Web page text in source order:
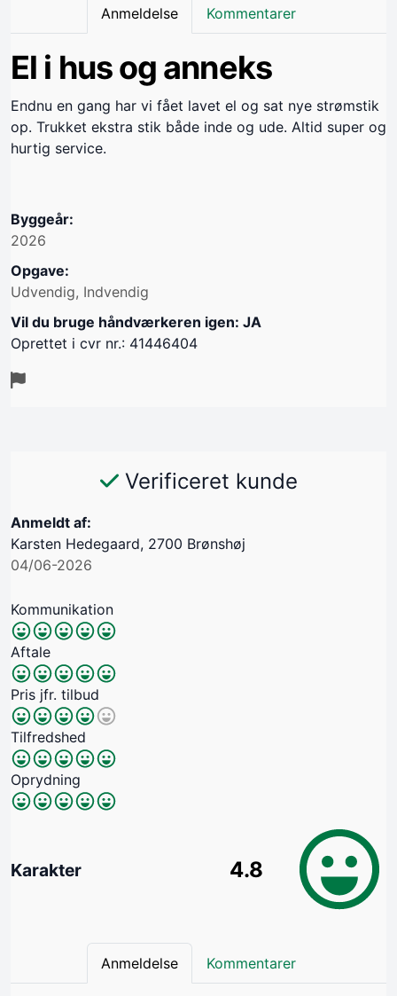
Anmeldelse Kommentarer
El i hus og anneks
Endnu en gang har vi fået lavet el og sat nye strømstik
op. Trukket ekstra stik både inde og ude. Altid super og
hurtig service.
Byggeår:
2026
Opgave:
Udvendig, Indvendig
Vil du bruge håndværkeren igen: JA
Oprettet i cvr nr.: 41446404
Verificeret kunde
Anmeldt af:
Karsten Hedegaard, 2700 Brønshøj
04/06-2026
Kommunikation
Aftale
Pris jfr. tilbud
Tilfredshed
Oprydning
Karakter 4.8
Anmeldelse Kommentarer